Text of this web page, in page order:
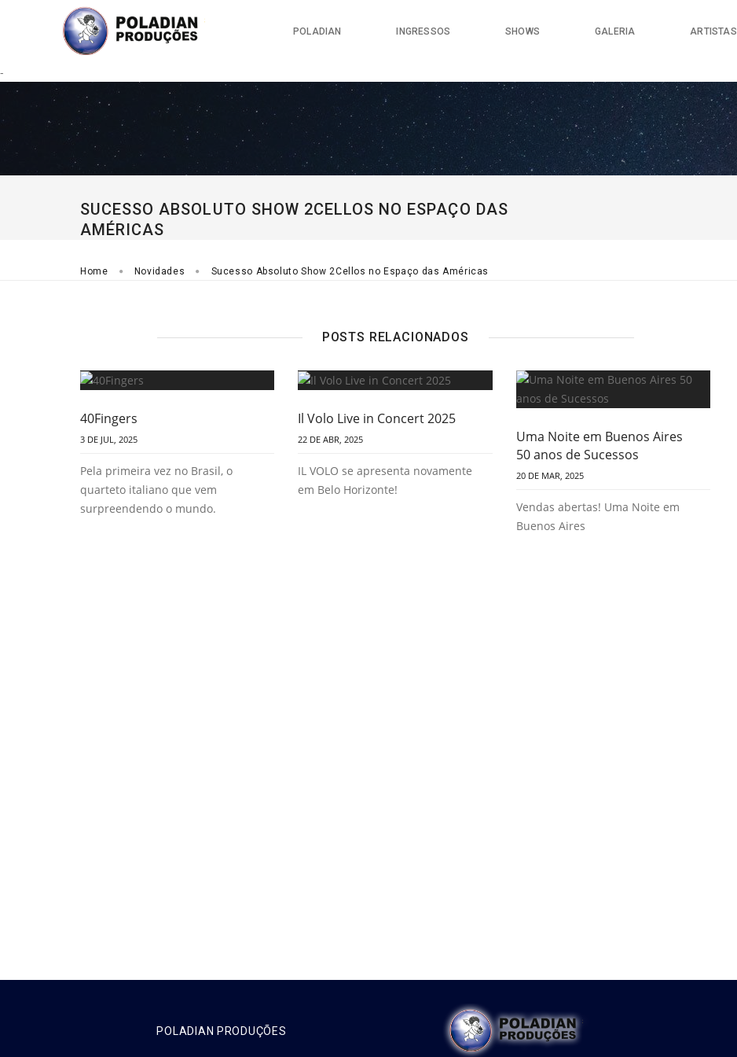
POLADIAN INGRESSOS SHOWS GALERIA ARTISTAS
-
SUCESSO ABSOLUTO SHOW 2CELLOS NO ESPAÇO DAS
AMÉRICAS
Home Novidades Sucesso Absoluto Show 2Cellos no Espaço das Américas
POSTS RELACIONADOS
40Fingers
3 DE JUL, 2025
Pela primeira vez no Brasil, o
quarteto italiano que vem
surpreendendo o mundo.
Il Volo Live in Concert 2025
22 DE ABR, 2025
IL VOLO se apresenta novamente
em Belo Horizonte!
Uma Noite em Buenos Aires
50 anos de Sucessos
20 DE MAR, 2025
Vendas abertas! Uma Noite em
Buenos Aires
POLADIAN PRODUÇÕES